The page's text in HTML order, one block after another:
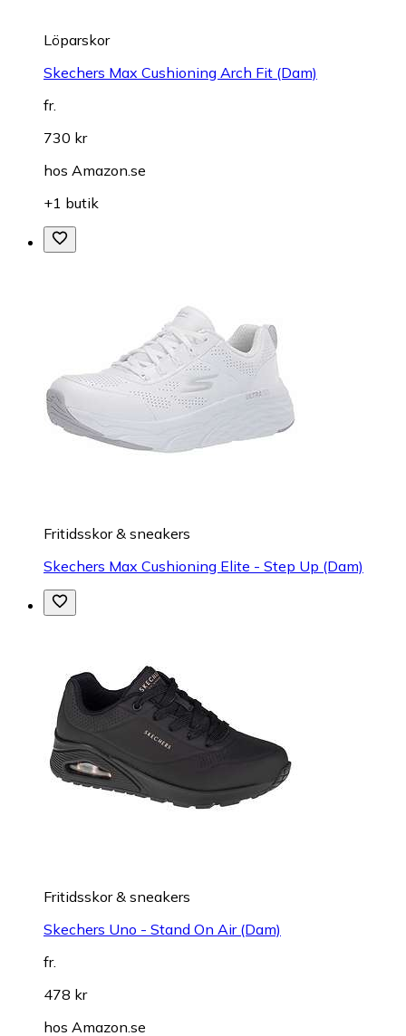
Löparskor
Skechers Max Cushioning Arch Fit (Dam)
fr.
730 kr
hos Amazon.se
+1 butik
Fritidsskor & sneakers
Skechers Max Cushioning Elite - Step Up (Dam)
Fritidsskor & sneakers
Skechers Uno - Stand On Air (Dam)
fr.
478 kr
hos Amazon.se